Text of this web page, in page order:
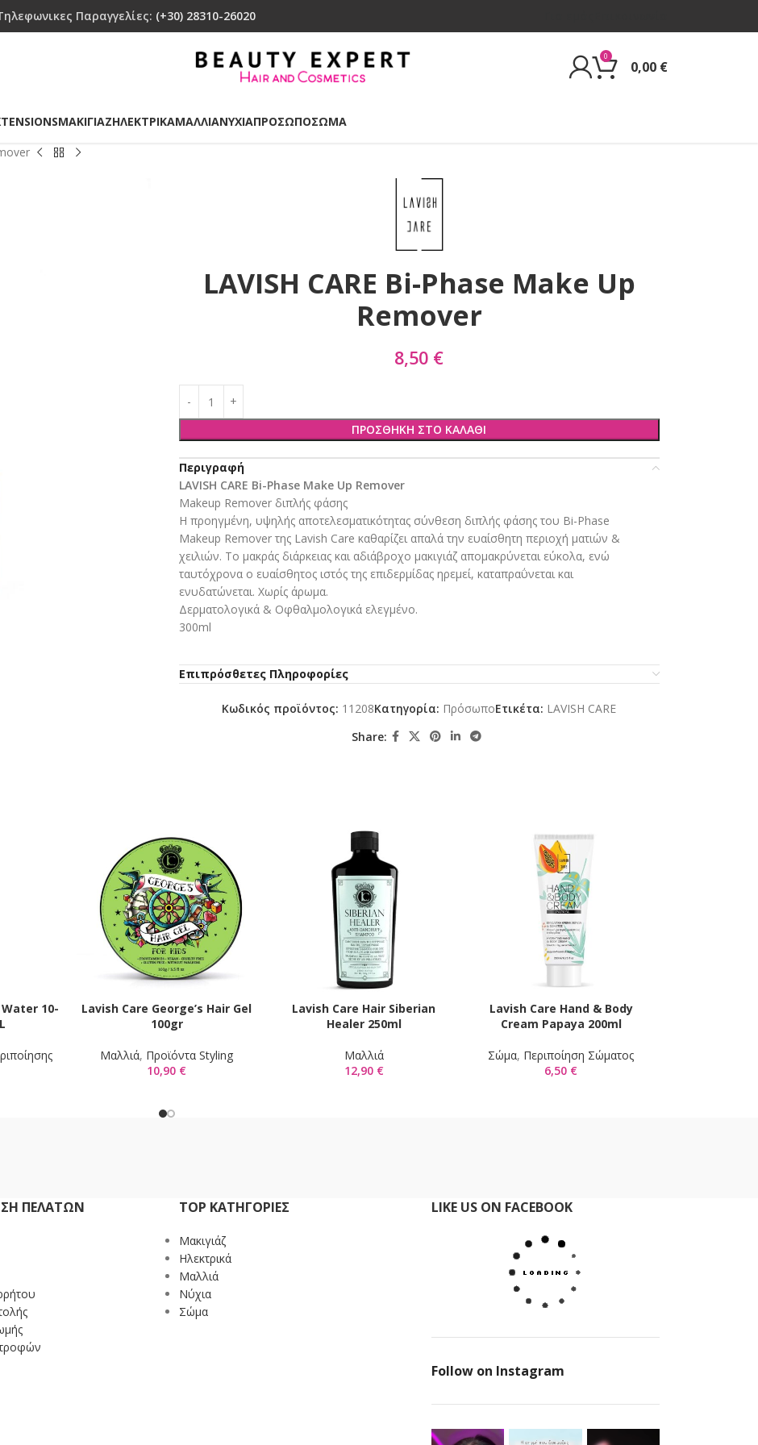
Παραγγελίες: (+30) 28310-26020
0
0,00 €
ΜΑΚΙΓΙΑΖΗΛΕΚΤΡΙΚΑΜΑΛΛΙΑΝΥΧΙΑΠΡΟΣΩΠΟΣΩΜΑ
LAVISH CARE Bi-Phase Make Up
Remover
8,50 €
ΠΡΟΣΘΉΚΗ ΣΤΟ ΚΑΛΆΘΙ
Περιγραφή
LAVISH CARE Bi-Phase Make Up Remover
Makeup Remover διπλής φάσης
Η προηγμένη, υψηλής αποτελεσματικότητας σύνθεση διπλής φάσης του Bi-Phase
Makeup Remover της Lavish Care καθαρίζει απαλά την ευαίσθητη περιοχή ματιών &
χειλιών. Το μακράς διάρκειας και αδιάβροχο μακιγιάζ απομακρύνεται εύκολα, ενώ
ταυτόχρονα ο ευαίσθητος ιστός της επιδερμίδας ηρεμεί, καταπραΰνεται και
ενυδατώνεται. Χωρίς άρωμα.
Δερματολογικά & Οφθαλμολογικά ελεγμένο.
300ml
Επιπρόσθετες Πληροφορίες
Κωδικός προϊόντος: 11208Κατηγορία: ΠρόσωποΕτικέτα: LAVISH CARE
Share:
10-
ΠΡΟΣΘΉΚΗ ΣΤΟ ΚΑΛΆΘΙ
Lavish Care George’s Hair Gel
100gr
Μαλλιά, Προϊόντα Styling
10,90 €
ΠΡΟΣΘΉΚΗ ΣΤΟ ΚΑΛΆΘΙ
Lavish Care Hair Siberian
Healer 250ml
Μαλλιά
12,90 €
ΠΡΟΣΘΉΚΗ ΣΤΟ ΚΑΛΆΘΙ
Lavish Care Hand & Body
Cream Papaya 200ml
Σώμα, Περιποίηση Σώματος
6,50 €
ΠΕΛΑΤΏΝ TOP ΚΑΤΗΓΟΡΙΕΣ
Mακιγιάζ
Ηλεκτρικά
Μαλλιά
Νύχια
Σώμα
LIKE US ON FACEBOOK
Follow on Instagram